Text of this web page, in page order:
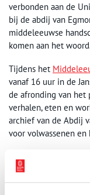
verbonden aan de
bij de abdij van
middeleeuwse
komen aan het
Tijdens het
vanaf 16 uur in de
de afronding van
verhalen, eten en
archief van de Abdij
voor volwassenen